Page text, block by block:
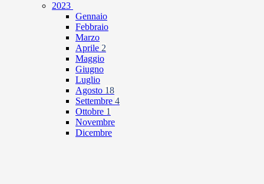
2023
Gennaio
Febbraio
Marzo
Aprile 2
Maggio
Giugno
Luglio
Agosto 18
Settembre 4
Ottobre 1
Novembre
Dicembre